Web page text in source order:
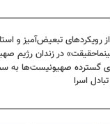
رویکردهای تبعیض‌آمیز و
در زندان رژیم
گسترده صهیونیست‌ها به
اسرا